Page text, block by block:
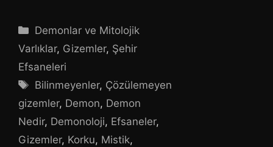
Kategoriler
Demonlar ve Mitolojik
Varlıklar, Gizemler, Şehir
Efsaneleri
Etiketler
Bilinmeyenler, Çözülemeyen
gizemler, Demon, Demon
Nedir, Demonoloji, Efsaneler,
Gizemler, Korku, Mistik,